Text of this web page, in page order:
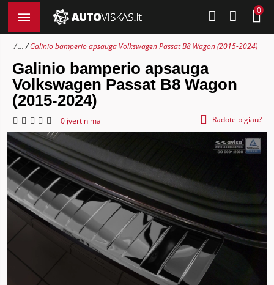
0
... Galinio bamperio apsauga Volkswagen Passat B8 Wagon (2015-2024)
Galinio bamperio apsauga
Volkswagen Passat B8 Wagon
(2015-2024)
0 įvertinimai Radote pigiau?